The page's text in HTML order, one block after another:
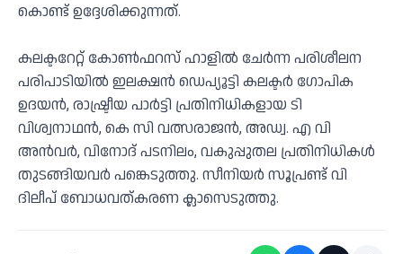
കൊണ്ട് ഉദ്ദേശിക്കുന്നത്.
കലക്ടറേറ്റ് കോണ്‍ഫറസ് ഹാളില്‍ ചേര്‍ന്ന പരിശീലന
പരിപാടിയില്‍ ഇലക്ഷന്‍ ഡെപ്യൂട്ടി കലക്ടര്‍ ഗോപിക
ഉദയന്‍, രാഷ്ട്രീയ പാര്‍ട്ടി പ്രതിനിധികളായ ടി
വിശ്വനാഥന്‍, കെ സി വത്സരാജന്‍, അഡ്വ. എ വി
അന്‍വര്‍, വിനോദ് പടനിലം, വകുപ്പുതല പ്രതിനിധികള്‍
തുടങ്ങിയവര്‍ പങ്കെടുത്തു. സീനിയര്‍ സൂപ്രണ്ട് വി
ദിലീപ് ബോധവത്കരണ ക്ലാസെടുത്തു.